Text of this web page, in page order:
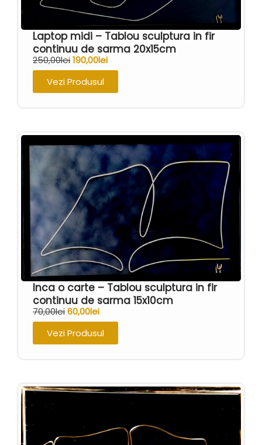
Laptop midi – Tablou sculptura in fir
continuu de sarma 20x15cm
250,00lei190,00lei
Vezi Produsul
Inca o carte – Tablou sculptura in fir
continuu de sarma 15x10cm
70,00lei60,00lei
Vezi Produsul